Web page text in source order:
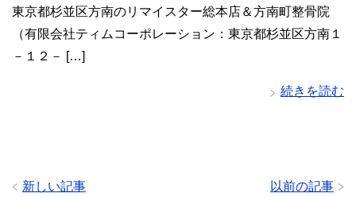
東京都杉並区方南のリマイスター総本店＆方南町整骨院
（有限会社ティムコーポレーション：東京都杉並区方南１
－１２－ […]
続きを読む
以前の記事
新しい記事